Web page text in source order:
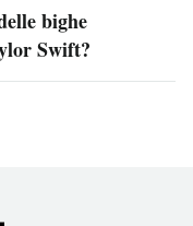
bighe
Swift?